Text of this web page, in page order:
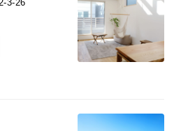
3-26